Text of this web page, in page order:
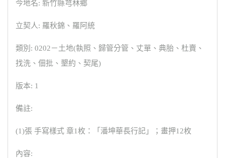
今地名: 新竹縣芎林鄉
立契人: 羅秋錦、羅阿統
類別: 0202－土地(執照、歸管分管、丈單、典胎、杜賣、
找洗、佃批、墾約、契尾)
版本: 1
備註:
(1)張 手寫樣式 章1枚：「潘坤華長行記」；畫押12枚
內容: